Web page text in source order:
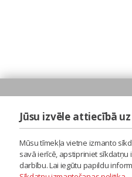
Jūsu izvēle attiecībā
Mūsu tīmekļa vietne izmanto
savā ierīcē, apstipriniet sīkdatņu
darbību. Lai iegūtu papildu